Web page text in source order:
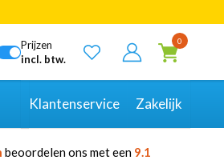
Prijzen
incl. btw.
0
Klantenservice Zakelijk
beoordelen ons met een 9.1